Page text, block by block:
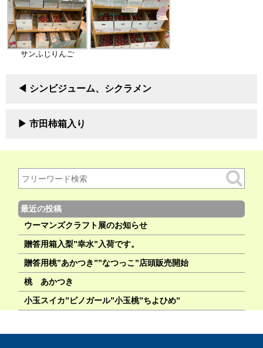
サンふじりんご
シンビジューム、シクラメン
市田柿箱入り
最近の投稿
ウーマンズクラフト展のお知らせ
贈答用箱入梨”幸水”入荷です。
贈答用桃”あかつき””なつっこ”店頭販売開始
桃 あかつき
小玉スイカ”ピノガール”小玉桃”ちよひめ”